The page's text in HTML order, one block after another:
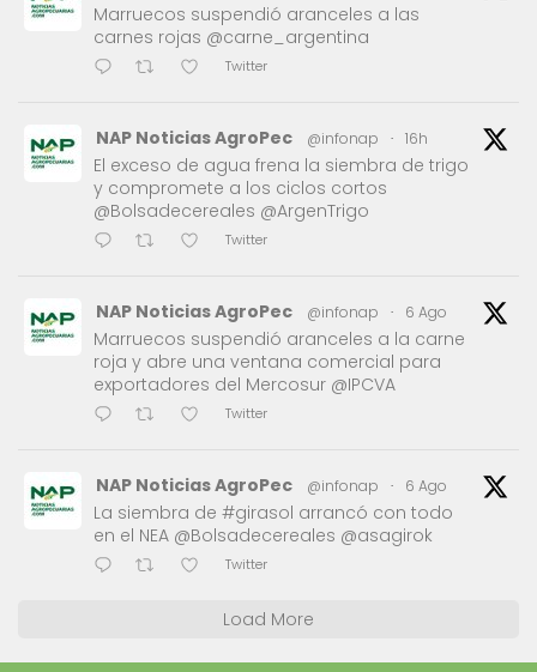
Marruecos suspendió aranceles a las
carnes rojas @carne_argentina
Twitter
NAP Noticias AgroPec @infonap · 16h
El exceso de agua frena la siembra de trigo
y compromete a los ciclos cortos
@Bolsadecereales @ArgenTrigo
Twitter
NAP Noticias AgroPec @infonap · 6 Ago
Marruecos suspendió aranceles a la carne
roja y abre una ventana comercial para
exportadores del Mercosur @IPCVA
Twitter
NAP Noticias AgroPec @infonap · 6 Ago
La siembra de #girasol arrancó con todo
en el NEA @Bolsadecereales @asagirok
Twitter
Load More